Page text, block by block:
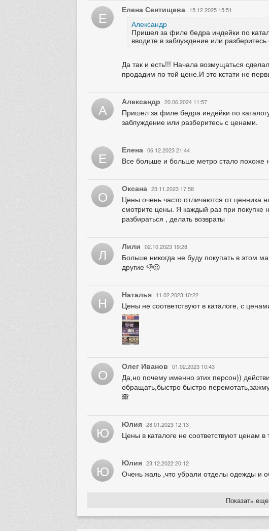
Е Елена Сентищева 15.12.2025 15:51
Александр
Пришел за филе бедра индейки по
вводите в заблуждение или
Да так и есть!!! Начала возмущаться
продадим по той цене.И это кстати не
А Александр 20.06.2024 11:57
Пришел за филе бедра индейки по
заблуждение или разберитесь с ценами.
Е Елена 06.12.2023 21:44
Все больше и больше метро стало
О Оксана 23.11.2023 17:58
Цены очень часто отличаются от ценника
смотрите цены. Я каждый раз при покупке
разбираться , делать возвраты
Л Лили 02.10.2023 19:28
Больше никогда не буду покупать в этом
другие 👎☹️
Н Наталья 11.02.2023 10:22
Цены не соответствуют в каталоге, с
О Олег Иванов 01.02.2023 10:43
Да,но почему именно этих персон))
обращать,быстро быстро
🙈
Ю Юлия 28.01.2023 12:13
Цены в каталоге не соответствуют ценам
Ю Юлия 23.12.2022 20:12
Очень жаль ,что убрали отделы одежды и
Показать